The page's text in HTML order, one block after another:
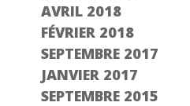
AVRIL 2018
FÉVRIER 2018
SEPTEMBRE 2017
JANVIER 2017
SEPTEMBRE 2015